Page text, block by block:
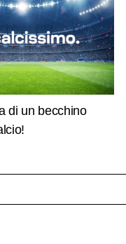
di un becchino